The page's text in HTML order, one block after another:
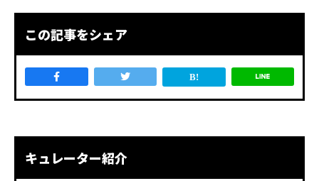
この記事をシェア
キュレーター紹介